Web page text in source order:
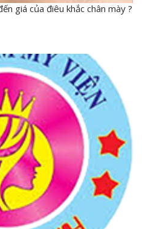
giá của điêu khắc chân mày ?